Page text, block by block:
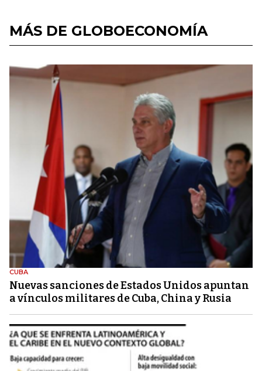
MÁS DE GLOBOECONOMÍA
CUBA
Nuevas sanciones de Estados Unidos apuntan
a vínculos militares de Cuba, China y Rusia